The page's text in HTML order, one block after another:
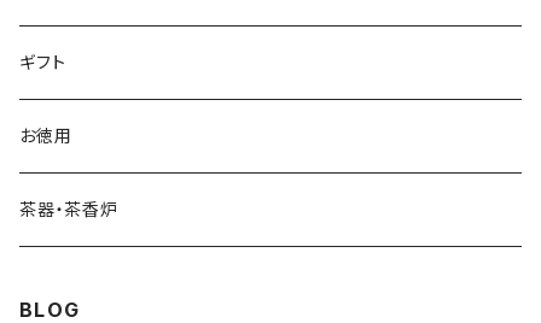
ギフト
お徳用
茶器・茶香炉
BLOG